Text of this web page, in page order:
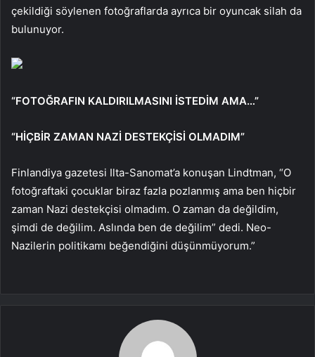
çekildiği söylenen fotoğraflarda ayrıca bir oyuncak silah da
bulunuyor.
“FOTOĞRAFIN KALDIRILMASINI İSTEDİM AMA…”
“HİÇBİR ZAMAN NAZİ DESTEKÇİSİ OLMADIM”
Finlandiya gazetesi Ilta-Sanomat’a konuşan Lindtman, “O
fotoğraftaki çocuklar biraz fazla pozlanmış ama ben hiçbir
zaman Nazi destekçisi olmadım. O zaman da değildim,
şimdi de değilim. Aslında ben de değilim” dedi. Neo-
Nazilerin politikamı beğendiğini düşünmüyorum.”